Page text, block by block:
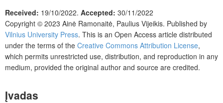
Received: 19/10/2022. Accepted: 30/11/2022
Copyright © 2023 Ainė Ramonaitė, Paulius Vijeikis. Published by
Vilnius University Press. This is an Open Access article distributed
under the terms of the Creative Commons Attribution License,
which permits unrestricted use, distribution, and reproduction in any
medium, provided the original author and source are credited.
Įvadas